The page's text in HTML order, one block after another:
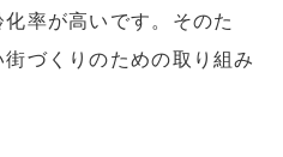
率が高いです。そのた
づくりのための取り組み